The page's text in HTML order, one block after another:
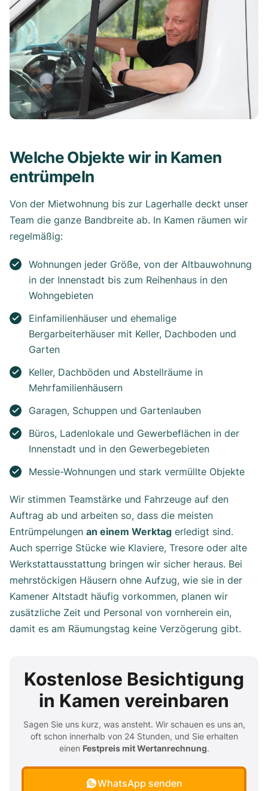
Welche Objekte wir in Kamen
entrümpeln
Von der Mietwohnung bis zur Lagerhalle deckt unser
Team die ganze Bandbreite ab. In Kamen räumen wir
regelmäßig:
Wohnungen jeder Größe, von der Altbauwohnung
in der Innenstadt bis zum Reihenhaus in den
Wohngebieten
Einfamilienhäuser und ehemalige
Bergarbeiterhäuser mit Keller, Dachboden und
Garten
Keller, Dachböden und Abstellräume in
Mehrfamilienhäusern
Garagen, Schuppen und Gartenlauben
Büros, Ladenlokale und Gewerbeflächen in der
Innenstadt und in den Gewerbegebieten
Messie-Wohnungen und stark vermüllte Objekte
Wir stimmen Teamstärke und Fahrzeuge auf den
Auftrag ab und arbeiten so, dass die meisten
Entrümpelungen an einem Werktag erledigt sind.
Auch sperrige Stücke wie Klaviere, Tresore oder alte
Werkstattausstattung bringen wir sicher heraus. Bei
mehrstöckigen Häusern ohne Aufzug, wie sie in der
Kamener Altstadt häufig vorkommen, planen wir
zusätzliche Zeit und Personal von vornherein ein,
damit es am Räumungstag keine Verzögerung gibt.
Kostenlose Besichtigung
in Kamen vereinbaren
Sagen Sie uns kurz, was ansteht. Wir schauen es uns an,
oft schon innerhalb von 24 Stunden, und Sie erhalten
einen Festpreis mit Wertanrechnung.
WhatsApp senden